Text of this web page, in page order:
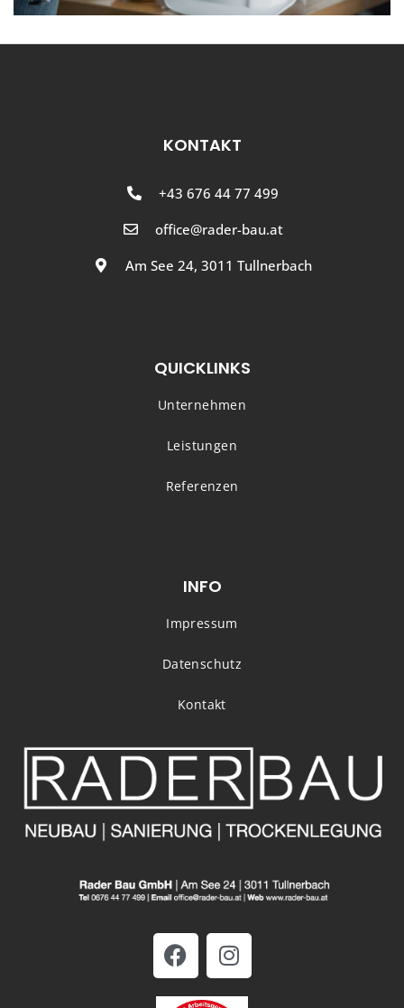
KONTAKT
+43 676 44 77 499
office@rader-bau.at
Am See 24, 3011 Tullnerbach
QUICKLINKS
Unternehmen
Leistungen
Referenzen
INFO
Impressum
Datenschutz
Kontakt